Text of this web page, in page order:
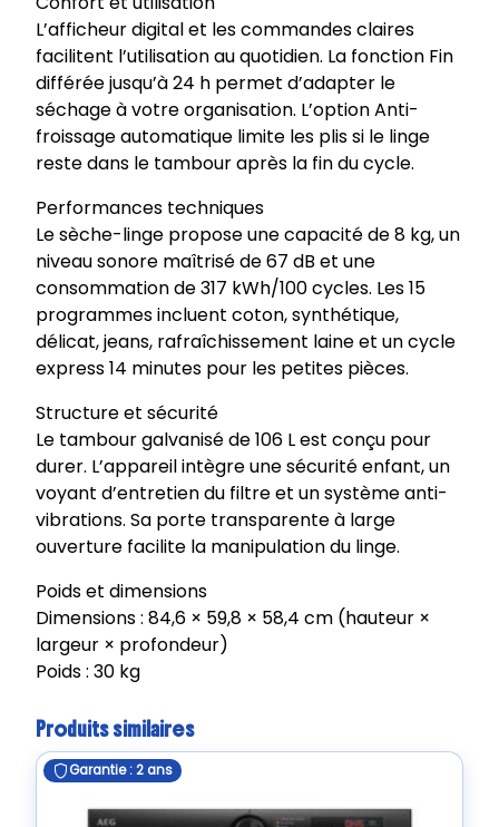
L’afficheur digital et les commandes claires
facilitent l’utilisation au quotidien. La fonction Fin
différée jusqu’à 24 h permet d’adapter le
séchage à votre organisation. L’option Anti-
froissage automatique limite les plis si le linge
reste dans le tambour après la fin du cycle.
Performances techniques
Le sèche-linge propose une capacité de 8 kg, un
niveau sonore maîtrisé de 67 dB et une
consommation de 317 kWh/100 cycles. Les 15
programmes incluent coton, synthétique,
délicat, jeans, rafraîchissement laine et un cycle
express 14 minutes pour les petites pièces.
Structure et sécurité
Le tambour galvanisé de 106 L est conçu pour
durer. L’appareil intègre une sécurité enfant, un
voyant d’entretien du filtre et un système anti-
vibrations. Sa porte transparente à large
ouverture facilite la manipulation du linge.
Poids et dimensions
Dimensions : 84,6 × 59,8 × 58,4 cm (hauteur ×
largeur × profondeur)
Poids : 30 kg
Produits similaires
Garantie : 2 ans